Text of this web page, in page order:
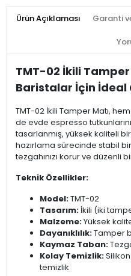
Ürün Açıklaması Garanti
TMT-02 İkili
Baristalar İçin İdeal
TMT-02 İkili Tamper Matı,
de evde espresso
tasarlanmış, yüksek kaliteli
hazırlama sürecinde stabil
tezgahınızı korur ve düzenli
Teknik Özellikler:
Model:TMT-02
Tasarım: İkili (iki
Malzeme:Yüksek
Dayanıklılık:Tamper
Kaymaz Taban:
Kolay Temizlik:
temizlik